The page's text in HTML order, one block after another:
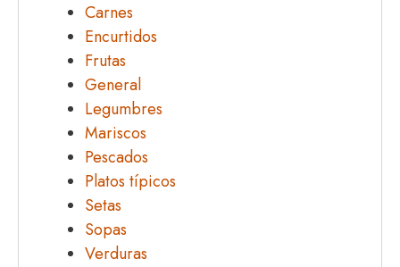
Carnes
Encurtidos
Frutas
General
Legumbres
Mariscos
Pescados
Platos típicos
Setas
Sopas
Verduras